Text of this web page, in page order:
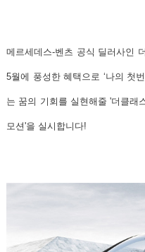
메르세데스-벤츠 공식 딜러사인
5월에 풍성한 혜택으로 ‘나의 첫
는 꿈의 기회를 실현해줄 '더클래
모션'을 실시합니다!